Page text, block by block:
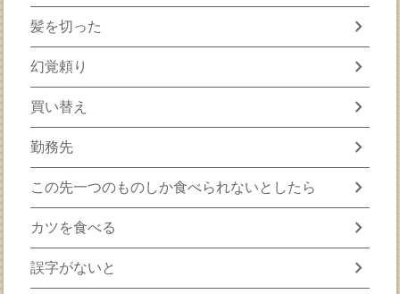
髪を切った chevron_right
幻覚頼り chevron_right
買い替え chevron_right
勤務先 chevron_right
この先一つのものしか食べられないとしたら chevron_right
カツを食べる chevron_right
誤字がないと chevron_right